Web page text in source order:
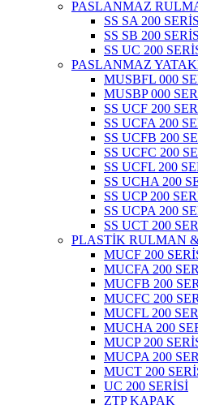
PASLANMAZ
SS SA 200
SS SB 200
SS UC 200
PASLANMAZ
MUSBFL 000
MUSBP 000
SS UCF 200
SS UCFA 200
SS UCFB 200
SS UCFC 200
SS UCFL 200
SS UCHA 200
SS UCP 200
SS UCPA 200
SS UCT 200
PLASTİK RULMAN
MUCF 200
MUCFA 200
MUCFB 200
MUCFC 200
MUCFL 200
MUCHA 200
MUCP 200
MUCPA 200
MUCT 200
UC 200 SERİSİ
ZTP KAPAK